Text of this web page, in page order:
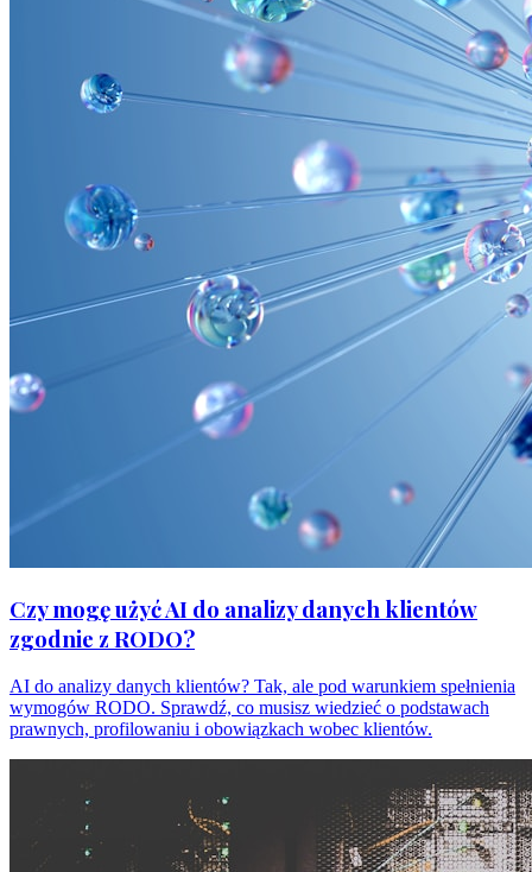
Czy mogę użyć AI do analizy danych klientów
zgodnie z RODO?
AI do analizy danych klientów? Tak, ale pod warunkiem spełnienia
wymogów RODO. Sprawdź, co musisz wiedzieć o podstawach
prawnych, profilowaniu i obowiązkach wobec klientów.